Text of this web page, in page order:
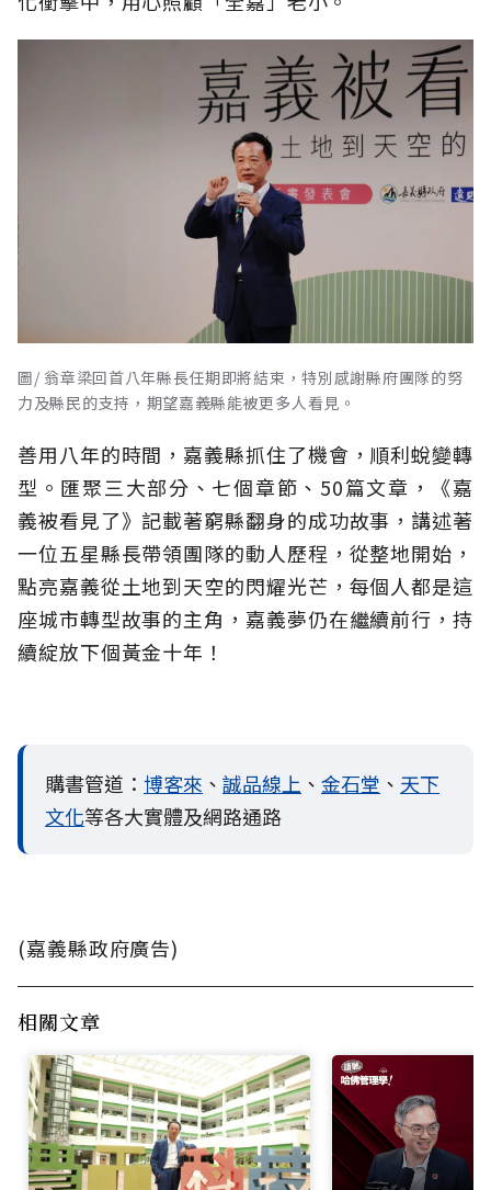
圖/ 翁章梁回首八年縣長任期即將結束，特別感謝縣府團隊的努
力及縣民的支持，期望嘉義縣能被更多人看見。
善用八年的時間，嘉義縣抓住了機會，順利蛻變轉
型。匯聚三大部分、七個章節、50篇文章，《嘉
義被看見了》記載著窮縣翻身的成功故事，講述著
一位五星縣長帶領團隊的動人歷程，從整地開始，
點亮嘉義從土地到天空的閃耀光芒，每個人都是這
座城市轉型故事的主角，嘉義夢仍在繼續前行，持
續綻放下個黃金十年！
購書管道： 博客來 、 誠品線上 、 金石堂 、 天下
文化等各大實體及網路通路
(嘉義縣政府廣告)
相關文章